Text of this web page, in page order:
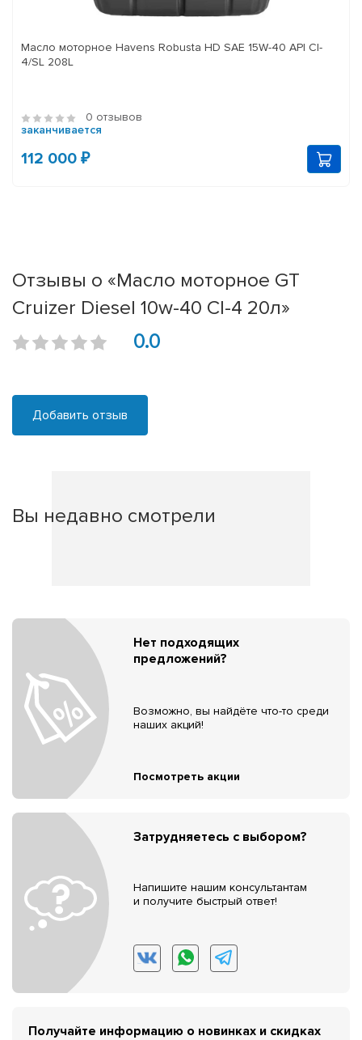
Масло моторное Havens Robusta HD SAE 15W-40 API CI-
4/SL 208L
0 отзывов
заканчивается
112 000 ₽
Отзывы о «Масло моторное GT
Cruizer Diesel 10w-40 CI-4 20л»
0.0
Добавить отзыв
Вы недавно смотрели
Нет подходящих
предложений?
Возможно, вы найдёте что-то среди
наших акций!
Посмотреть акции
Затрудняетесь с выбором?
Напишите нашим консультантам
и получите быстрый ответ!
Получайте информацию о новинках и скидках